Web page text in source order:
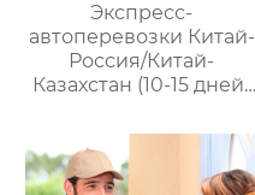
Экспресс-
автоперевозки Китай-
Россия/Китай-
Казахстан (10-15 дней)
управлению
международными
цепями поставок